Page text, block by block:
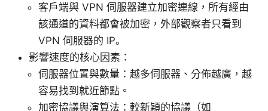
客戶端與 VPN 伺服器建立加密連線，所有經由
該通道的資料都會被加密，外部觀察者只看到
VPN 伺服器的 IP。
影響速度的核心因素：
伺服器位置與數量：越多伺服器、分佈越廣，越
容易找到就近節點。
加密協議與演算法：較新穎的協議（如